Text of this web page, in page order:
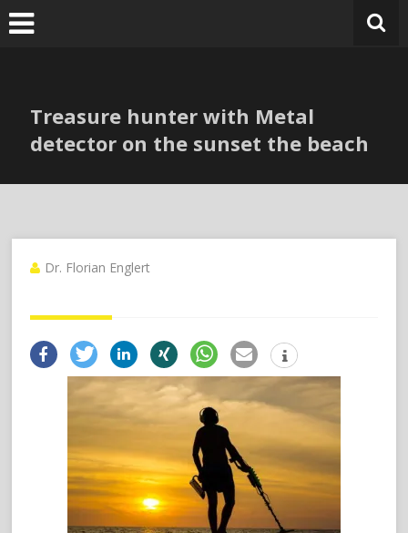
Zum
Inhalt
Treasure hunter with Metal
detector on the sunset the beach
Dr. Florian Englert